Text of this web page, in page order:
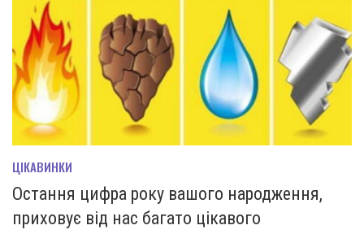
ЦІКАВИНКИ
Остання цифра року вашого народження,
приховує від нас багато цікавого